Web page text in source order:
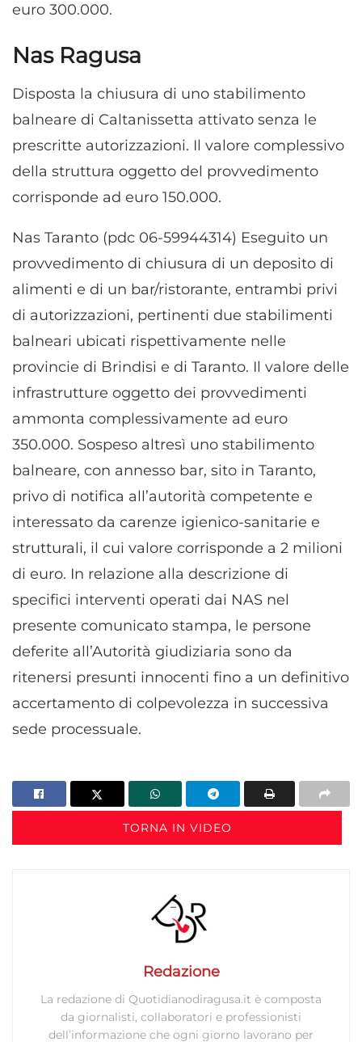
Marketing
dati limitati per la selezione della pubblicità, Creare profili per la
pubblicità personalizzata, Creare profili per la personalizzazione
dei contenuti, Utilizzare profili per la selezione di contenuti
limitati per la selezione dei contenuti.
Funzionalità
fonti di dati, Collegare diversi dispositivi,
trasmesse automaticamente.
Utilizzare dati di geolocalizzazione precisi,
richieste attivamente.
Garantire la sicurezza, prevenire e
e presentare pubblicità e contenuto,
Salvare e comunicare le scelte sulla
privacy.
Sempre attivo
euro 300.000.
Nas Ragusa
Disposta la chiusura di uno stabilimento
balneare di Caltanissetta attivato senza le
prescritte autorizzazioni. Il valore complessivo
della struttura oggetto del provvedimento
corrisponde ad euro 150.000.
Nas Taranto (pdc 06-59944314) Eseguito un
provvedimento di chiusura di un deposito di
alimenti e di un bar/ristorante, entrambi privi
di autorizzazioni, pertinenti due stabilimenti
balneari ubicati rispettivamente nelle
provincie di Brindisi e di Taranto. Il valore delle
infrastrutture oggetto dei provvedimenti
ammonta complessivamente ad euro
350.000. Sospeso altresì uno stabilimento
balneare, con annesso bar, sito in Taranto,
privo di notifica all’autorità competente e
interessato da carenze igienico-sanitarie e
strutturali, il cui valore corrisponde a 2 milioni
di euro. In relazione alla descrizione di
specifici interventi operati dai NAS nel
presente comunicato stampa, le persone
deferite all’Autorità giudiziaria sono da
ritenersi presunti innocenti fino a un definitivo
accertamento di colpevolezza in successiva
sede processuale.
TORNA IN VIDEO
Redazione
La redazione di Quotidianodiragusa.it è composta
da giornalisti, collaboratori e professionisti
dell’informazione che ogni giorno lavorano per